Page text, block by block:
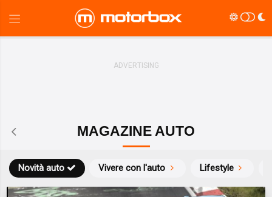
MAGAZINE AUTO
Novità auto Vivere con l'auto Lifestyle